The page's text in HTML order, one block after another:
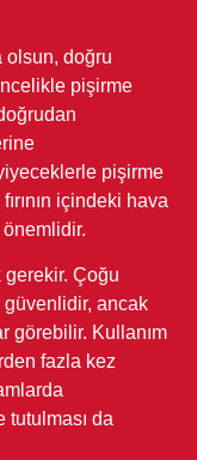
olsun, doğru
pişirme
pişirme
içindeki hava
önemlidir.
gerekir. Çoğu
güvenlidir, ancak
görebilir. Kullanım
fazla kez
tutulması da